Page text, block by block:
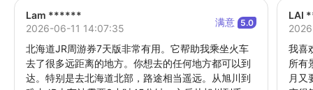
Lam ******
2026-06-11 14:07:35
满意 5.0
北海道JR周游券7天版非常有用。它帮助我乘坐火车
去了很多远距离的地方。你想去的任何地方都可以到
达。特别是去北海道北部，路途相当遥远。从旭川到
LAI
我喜
所有
月又